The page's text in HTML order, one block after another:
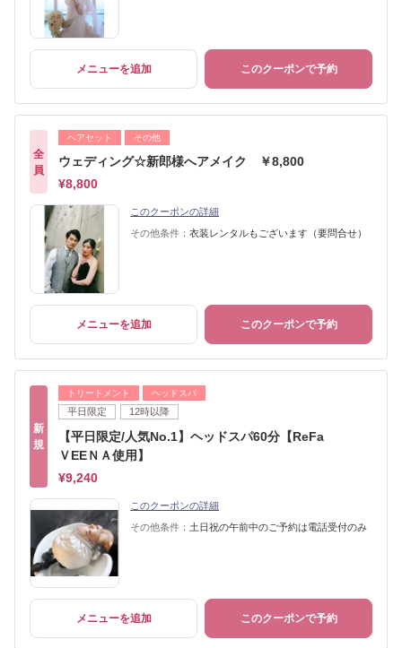
メニューを追加 このクーポンで予約
全
員
ヘアセット その他
ウェディング☆新郎様へアメイク ￥8,800
¥8,800
このクーポンの詳細
その他条件： 衣装レンタルもございます（要問合せ）
メニューを追加 このクーポンで予約
新
規
トリートメント ヘッドスパ
平日限定 12時以降
【平日限定/人気No.1】ヘッドスパ60分【ReFa
ＶEEＮＡ使用】
¥9,240
このクーポンの詳細
その他条件： 土日祝の午前中のご予約は電話受付のみ
メニューを追加 このクーポンで予約